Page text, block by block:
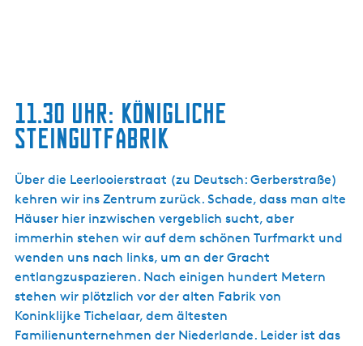
11.30 UHR: KÖNIGLICHE
STEINGUTFABRIK
Über die Leerlooierstraat (zu Deutsch: Gerberstraße)
kehren wir ins Zentrum zurück. Schade, dass man alte
Häuser hier inzwischen vergeblich sucht, aber
immerhin stehen wir auf dem schönen Turfmarkt und
wenden uns nach links, um an der Gracht
entlangzuspazieren. Nach einigen hundert Metern
stehen wir plötzlich vor der alten Fabrik von
Koninklijke Tichelaar, dem ältesten
Familienunternehmen der Niederlande. Leider ist das